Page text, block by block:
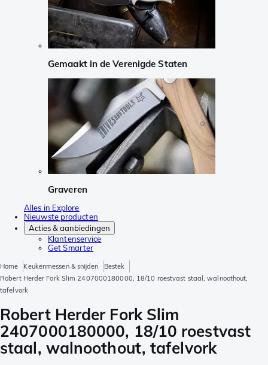
Gemaakt in de Verenigde Staten
Graveren
Alles in Explore
Nieuwste producten
Acties & aanbiedingen
Klantenservice
Get Smarter
Home Keukenmessen & snijden
Bestek
Robert Herder Fork Slim 2407000180000, 18/10 roestvast staal, walnoothout,
tafelvork
Robert Herder Fork Slim
2407000180000, 18/10 roestvast
staal, walnoothout, tafelvork